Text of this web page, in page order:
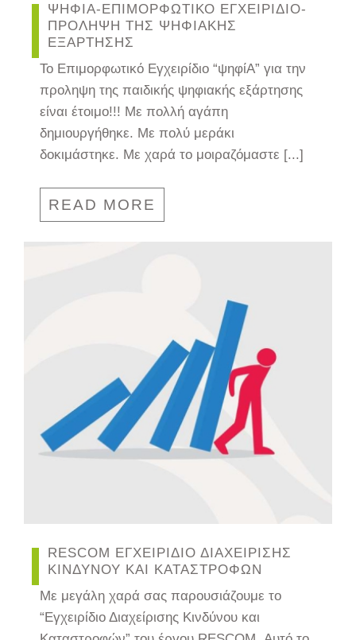
ΨΗΦΙΑ-ΕΠΙΜΟΡΦΩΤΙΚΟ ΕΓΧΕΙΡΙΔΙΟ-
ΠΡΟΛΗΨΗ ΤΗΣ ΨΗΦΙΑΚΗΣ
ΕΞΑΡΤΗΣΗΣ
Το Επιμορφωτικό Εγχειρίδιο “ψηφίΑ” για την
προληψη της παιδικής ψηφιακής εξάρτησης
είναι έτοιμο!!! Με πολλή αγάπη
δημιουργήθηκε. Με πολύ μεράκι
δοκιμάστηκε. Με χαρά το μοιραζόμαστε [...]
READ MORE
RESCOM ΕΓΧΕΙΡΙΔΙΟ ΔΙΑΧΕΙΡΙΣΗΣ
ΚΙΝΔΥΝΟΥ ΚΑΙ ΚΑΤΑΣΤΡΟΦΩΝ
Με μεγάλη χαρά σας παρουσιάζουμε το
“Εγχειρίδιο Διαχείρισης Κινδύνου και